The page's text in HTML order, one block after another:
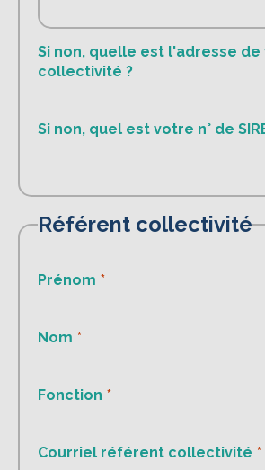
Si non, quelle est l'adresse
collectivité ?
Si non, quel est votre n° de
Référent collectivité
Prénom
Nom
Fonction
Courriel référent collectivité